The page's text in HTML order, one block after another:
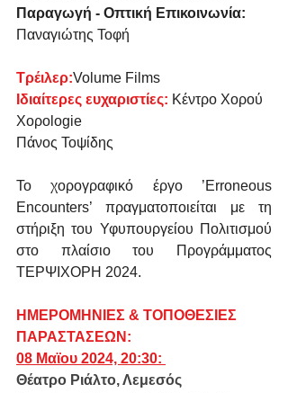
Παραγωγή - Οπτική Επικοινωνία:
Παναγιώτης Τοφή
Τρέιλερ:Volume Films
Ιδιαίτερες ευχαριστίες: Κέντρο Χορού
Χορologie
Πάνος Τοψίδης
Το χορογραφικό έργo ’Erroneous
Encounters’ πραγματοποιείται με τη
στήριξη του Υφυπουργείου Πολιτισμού
στο πλαίσιο του Προγράμματος
ΤΕΡΨΙΧΟΡΗ 2024.
ΗΜΕΡΟΜΗΝΙΕΣ & ΤΟΠΟΘΕΣΙΕΣ
ΠΑΡΑΣΤΑΣΕΩΝ:
08 Μαϊου 2024, 20:30:
Θέατρο Ριάλτο, Λεμεσός